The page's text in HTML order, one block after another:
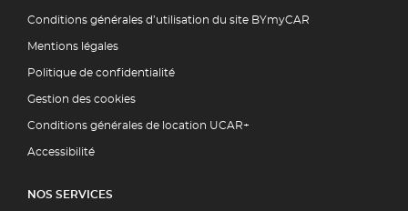
Conditions générales d’utilisation du site BYmyCAR
Mentions légales
Politique de confidentialité
Gestion des cookies
Conditions générales de location UCAR+
Accessibilité
NOS SERVICES